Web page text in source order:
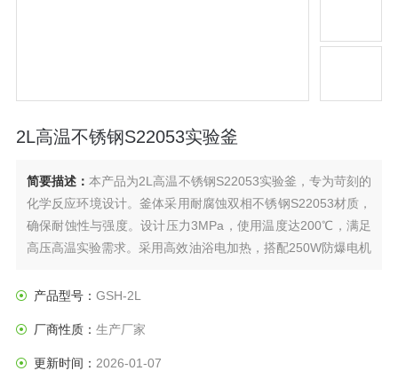
2L高温不锈钢S22053实验釜
简要描述：本产品为2L高温不锈钢S22053实验釜，专为苛刻的
化学反应环境设计。釜体采用耐腐蚀双相不锈钢S22053材质，
确保耐蚀性与强度。设计压力3MPa，使用温度达200℃，满足
高压高温实验需求。采用高效油浴电加热，搭配250W防爆电机
热。核心部位采用磁力密封，保障全程零泄漏与操作安全。适
产品型号： GSH-2L
厂商性质： 生产厂家
更新时间： 2026-01-07